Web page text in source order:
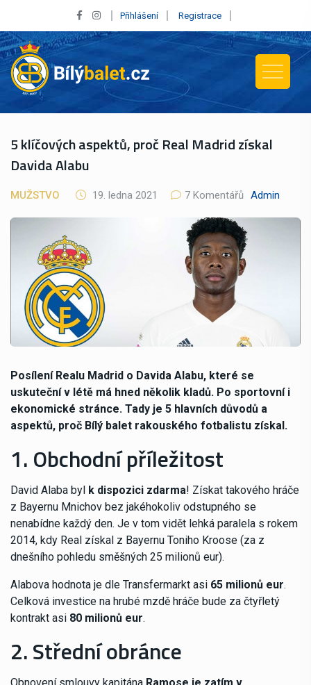
Přihlášení Registrace
5 klíčových aspektů, proč Real Madrid získal
Davida Alabu
MUŽSTVO 19. ledna 2021 7 Komentářů Admin
Posílení Realu Madrid o Davida Alabu, které se
uskuteční v létě má hned několik kladů. Po sportovní i
ekonomické stránce. Tady je 5 hlavních důvodů a
aspektů, proč Bílý balet rakouského fotbalistu získal.
1. Obchodní příležitost
David Alaba byl k dispozici zdarma! Získat takového hráče
z Bayernu Mnichov bez jakéhokoliv odstupného se
nenabídne každý den. Je v tom vidět lehká paralela s rokem
2014, kdy Real získal z Bayernu Toniho Kroose (za z
dnešního pohledu směšných 25 milionů eur).
Alabova hodnota je dle Transfermarkt asi 65 milionů eur.
Celková investice na hrubé mzdě hráče bude za čtyřletý
kontrakt asi 80 milionů eur.
2. Střední obránce
Obnovení smlouvy kapitána Ramose je zatím v